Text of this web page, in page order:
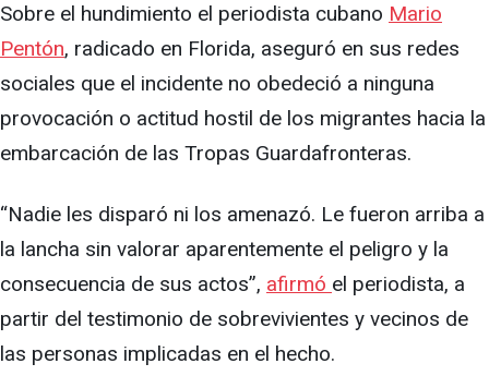
Sobre el hundimiento el periodista cubano Mario
Pentón, radicado en Florida, aseguró en sus redes
sociales que el incidente no obedeció a ninguna
provocación o actitud hostil de los migrantes hacia la
embarcación de las Tropas Guardafronteras.
“Nadie les disparó ni los amenazó. Le fueron arriba a
la lancha sin valorar aparentemente el peligro y la
consecuencia de sus actos”, afirmó el periodista, a
partir del testimonio de sobrevivientes y vecinos de
las personas implicadas en el hecho.